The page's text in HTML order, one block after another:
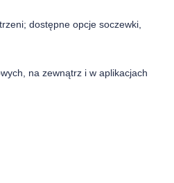
dostępne opcje soczewki,
na zewnątrz i w aplikacjach